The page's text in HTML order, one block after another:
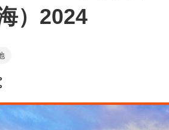
）2024